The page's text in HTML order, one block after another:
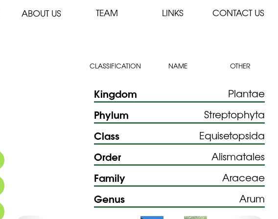
ABOUT US TEAM LINKS CONTACT US
CLASSIFICATION NAME OTHER
Kingdom Plantae
Phylum Streptophyta
Class Equisetopsida
Order Alismatales
Family Araceae
Genus Arum